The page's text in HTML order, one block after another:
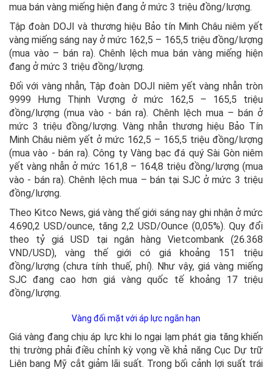
mua bán vàng miếng hiện đang ở mức 3 triệu đồng/lượng.
Tập đoàn DOJI và thương hiệu Bảo tín Minh Châu niêm yết
vàng miếng sáng nay ở mức 162,5 – 165,5 triệu đồng/lượng
(mua vào – bán ra). Chênh lệch mua bán vàng miếng hiện
đang ở mức 3 triệu đồng/lượng.
Đối với vàng nhẫn, Tập đoàn DOJI niêm yết vàng nhẫn tròn
9999 Hưng Thịnh Vượng ở mức 162,5 – 165,5 triệu
đồng/lượng (mua vào - bán ra). Chênh lệch mua – bán ở
mức 3 triệu đồng/lượng. Vàng nhẫn thương hiệu Bảo Tín
Minh Châu niêm yết ở mức 162,5 – 165,5 triệu đồng/lượng
(mua vào - bán ra). Công ty Vàng bạc đá quý Sài Gòn niêm
yết vàng nhẫn ở mức 161,8 – 164,8 triệu đồng/lượng (mua
vào - bán ra). Chênh lệch mua – bán tại SJC ở mức 3 triệu
đồng/lượng.
Theo Kitco News, giá vàng thế giới sáng nay ghi nhận ở mức
4.690,2 USD/ounce, tăng 2,2 USD/Ounce (0,05%). Quy đổi
theo tỷ giá USD tại ngân hàng Vietcombank (26.368
VND/USD), vàng thế giới có giá khoảng 151 triệu
đồng/lượng (chưa tính thuế, phí). Như vậy, giá vàng miếng
SJC đang cao hơn giá vàng quốc tế khoảng 17 triệu
đồng/lượng.
Vàng đối mặt với áp lực ngắn hạn
Giá vàng đang chịu áp lực khi lo ngại lạm phát gia tăng khiến
thị trường phải điều chỉnh kỳ vọng về khả năng Cục Dự trữ
Liên bang Mỹ cắt giảm lãi suất. Trong bối cảnh lợi suất trái